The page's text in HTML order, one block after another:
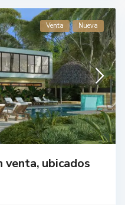
Venta Nueva
ubicados